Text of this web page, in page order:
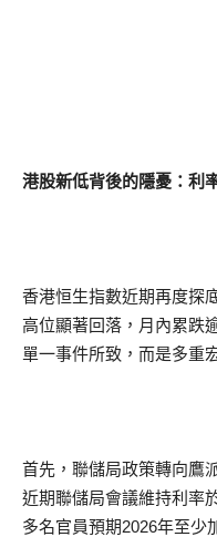
港股新低背後的隱憂：利
香港恒生指數近期再度探
高位顯著回落，月內累跌
單一事件所致，而是多重
首先，聯儲局政策轉向鷹
近期聯儲局會議維持利率
多名官員預期2026年至少